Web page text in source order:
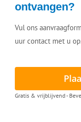
ontvangen?
Vul ons
uur contact met u
Gratis & vrijblijvend -